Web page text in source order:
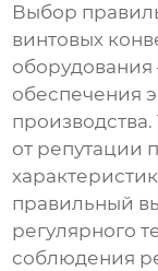
Выбор
винтовых
оборудования
обеспечения
от репутации
правильный
регулярного
соблюдения